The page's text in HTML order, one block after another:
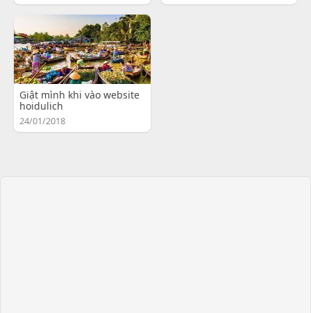
Giật mình khi vào website
hoidulich
24/01/2018